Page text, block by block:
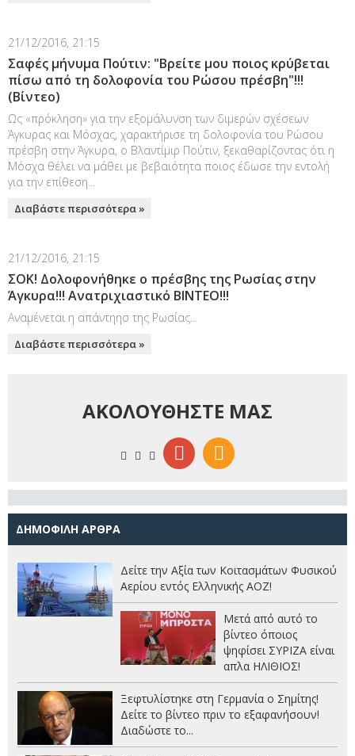
21/12/2016, 21:15
Σαφές μήνυμα Πούτιν: "Βρείτε μου ποιος κρύβεται
πίσω από τη δολοφονία του Ρώσου πρέσβη"!!!
(Βίντεο)
Ως «πρόκληση» για την εξομάλυνση των διμερών σχέσεων
Άγκυρας και Μόσχας, χαρακτήρισε τη δολοφονία του Ρώσου
πρέσβη στην Άγκυρα, ο Βλαντίμιρ Πούτιν, ξεκαθαρίζοντας ότι η
Μόσχα θέλει να μάθει με βεβαιότητα ποιος έδωσε την εντολή
για την επίθεση...
Διαβάστε περισσότερα »
21/12/2016, 21:15
ΣΟΚ! Δολοφονήθηκε ο πρέσβης της Ρωσίας στην
Άγκυρα!!! Ανατριχιαστικό ΒΙΝΤΕΟ!!!
Αναμένεται η απάντηησ της Ρωσίας...
Διαβάστε περισσότερα »
ΑΚΟΛΟΥΘΗΣΤΕ ΜΑΣ
ΔΗΜΟΦΙΛΗ ΑΡΘΡΑ
Δείτε την Αξία των Κοιτασμάτων Φυσικού
Αερίου εντός Ελληνικής ΑΟΖ!
Μετά από αυτό το
βίντεο όποιος
ψηφίσει ΣΥΡΙΖΑ είναι
απλα ΗΛΙΘΙΟΣ!
Ξεφτυλίστηκε στη Γερμανία ο Σημίτης!
Δείτε το βίντεο πριν το εξαφανήσουν!
Διαδώστε το...